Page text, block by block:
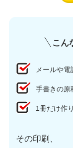
こん
メールや
手書きの原
1冊だけ作
その印刷、